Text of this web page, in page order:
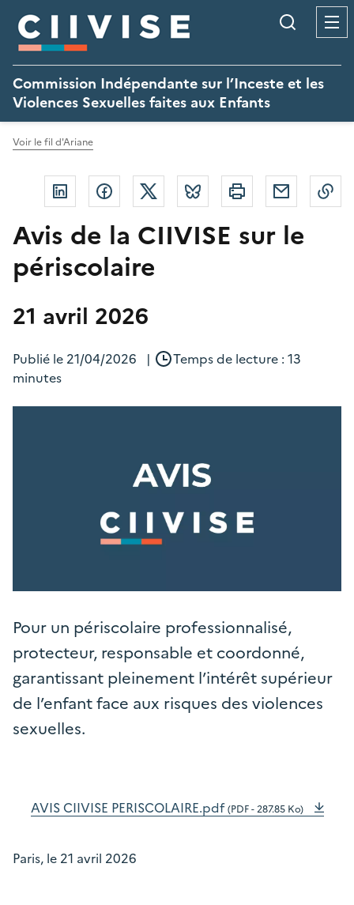
Commission Indépendante sur l’Inceste et les
Violences Sexuelles faites aux Enfants
Voir le fil d'Ariane
Linkedin FacebookTwitter Bluesky Imprimer Courriel
Avis de la CIIVISE sur le
périscolaire
21 avril 2026
Publié le 21/04/2026 |
Temps de lecture : 13
minutes
Pour un périscolaire professionnalisé,
protecteur, responsable et coordonné,
garantissant pleinement l’intérêt supérieur
de l’enfant face aux risques des violences
sexuelles.
AVIS CIIVISE PERISCOLAIRE.pdf(PDF - 287.85 Ko)
Paris, le 21 avril 2026